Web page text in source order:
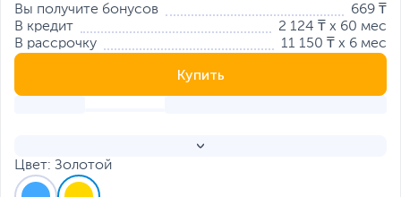
Цвет: Золотой
Вы получите бонусов
669 ₸
В кредит
2 124 ₸ x 60 мес
В рассрочку
11 150 ₸ x 6 мес
Купить